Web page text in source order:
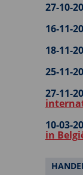
27-10-
16-11-
18-11-
25-11-
27-11-
10-03-
in